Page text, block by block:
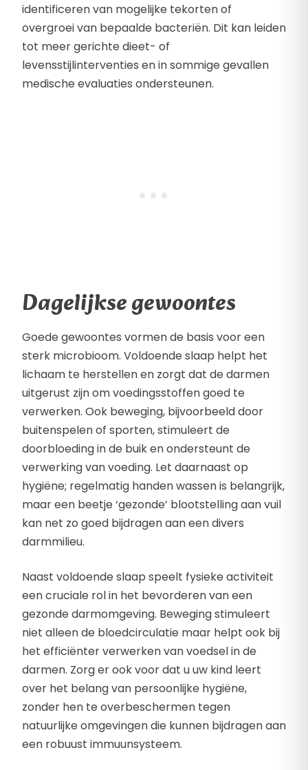
identificeren van mogelijke tekorten of
overgroei van bepaalde bacteriën. Dit kan leiden
tot meer gerichte dieet- of
levensstijlinterventies en in sommige gevallen
medische evaluaties ondersteunen.
Dagelijkse gewoontes
Goede gewoontes vormen de basis voor een
sterk microbioom. Voldoende slaap helpt het
lichaam te herstellen en zorgt dat de darmen
uitgerust zijn om voedingsstoffen goed te
verwerken. Ook beweging, bijvoorbeeld door
buitenspelen of sporten, stimuleert de
doorbloeding in de buik en ondersteunt de
verwerking van voeding. Let daarnaast op
hygiëne; regelmatig handen wassen is belangrijk,
maar een beetje ‘gezonde’ blootstelling aan vuil
kan net zo goed bijdragen aan een divers
darmmilieu.
Naast voldoende slaap speelt fysieke activiteit
een cruciale rol in het bevorderen van een
gezonde darmomgeving. Beweging stimuleert
niet alleen de bloedcirculatie maar helpt ook bij
het efficiënter verwerken van voedsel in de
darmen. Zorg er ook voor dat u uw kind leert
over het belang van persoonlijke hygiëne,
zonder hen te overbeschermen tegen
natuurlijke omgevingen die kunnen bijdragen aan
een robuust immuunsysteem.